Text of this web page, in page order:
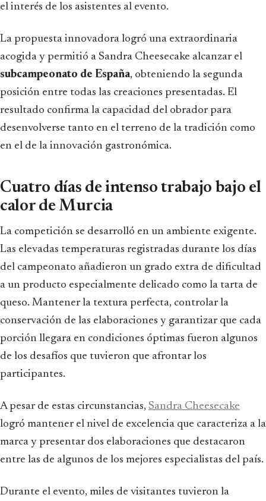
el interés de los asistentes al evento.
La propuesta innovadora logró una extraordinaria
acogida y permitió a Sandra Cheesecake alcanzar el
subcampeonato de España, obteniendo la segunda
posición entre todas las creaciones presentadas. El
resultado confirma la capacidad del obrador para
desenvolverse tanto en el terreno de la tradición como
en el de la innovación gastronómica.
Cuatro días de intenso trabajo bajo el
calor de Murcia
La competición se desarrolló en un ambiente exigente.
Las elevadas temperaturas registradas durante los días
del campeonato añadieron un grado extra de dificultad
a un producto especialmente delicado como la tarta de
queso. Mantener la textura perfecta, controlar la
conservación de las elaboraciones y garantizar que cada
porción llegara en condiciones óptimas fueron algunos
de los desafíos que tuvieron que afrontar los
participantes.
A pesar de estas circunstancias, Sandra Cheesecake
logró mantener el nivel de excelencia que caracteriza a la
marca y presentar dos elaboraciones que destacaron
entre las de algunos de los mejores especialistas del país.
Durante el evento, miles de visitantes tuvieron la